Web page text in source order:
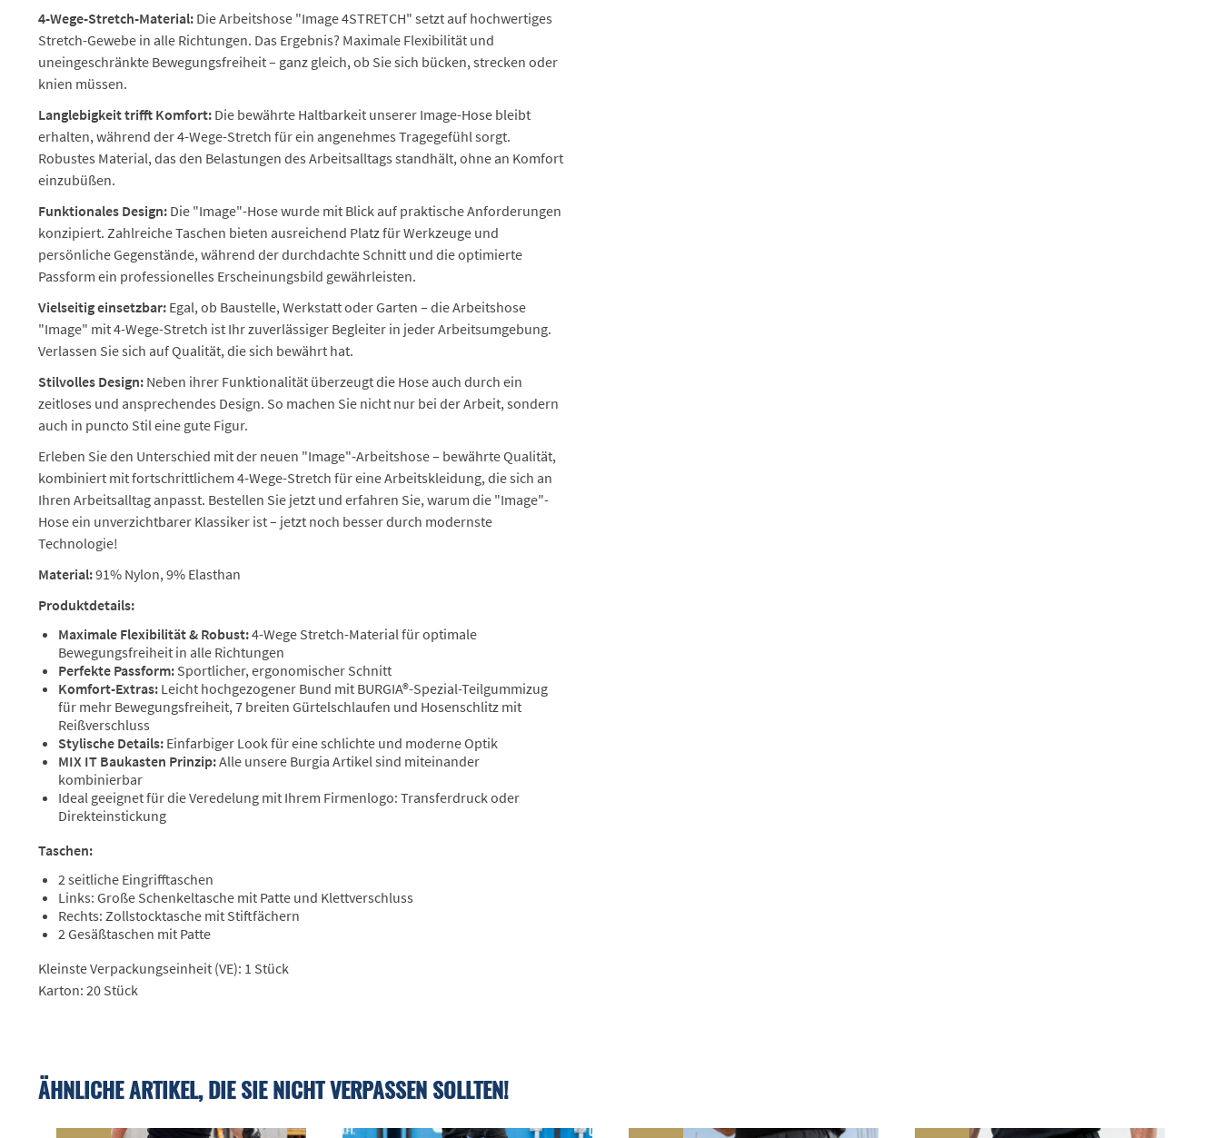
4-Wege-Stretch-Material: Die Arbeitshose "Image 4STRETCH" setzt auf hochwertiges
Stretch-Gewebe in alle Richtungen. Das Ergebnis? Maximale Flexibilität und
uneingeschränkte Bewegungsfreiheit – ganz gleich, ob Sie sich bücken, strecken oder
knien müssen.
Langlebigkeit trifft Komfort: Die bewährte Haltbarkeit unserer Image-Hose bleibt
erhalten, während der 4-Wege-Stretch für ein angenehmes Tragegefühl sorgt.
Robustes Material, das den Belastungen des Arbeitsalltags standhält, ohne an Komfort
einzubüßen.
Funktionales Design: Die "Image"-Hose wurde mit Blick auf praktische Anforderungen
konzipiert. Zahlreiche Taschen bieten ausreichend Platz für Werkzeuge und
persönliche Gegenstände, während der durchdachte Schnitt und die optimierte
Passform ein professionelles Erscheinungsbild gewährleisten.
Vielseitig einsetzbar: Egal, ob Baustelle, Werkstatt oder Garten – die Arbeitshose
"Image" mit 4-Wege-Stretch ist Ihr zuverlässiger Begleiter in jeder Arbeitsumgebung.
Verlassen Sie sich auf Qualität, die sich bewährt hat.
Stilvolles Design: Neben ihrer Funktionalität überzeugt die Hose auch durch ein
zeitloses und ansprechendes Design. So machen Sie nicht nur bei der Arbeit, sondern
auch in puncto Stil eine gute Figur.
Erleben Sie den Unterschied mit der neuen "Image"-Arbeitshose – bewährte Qualität,
kombiniert mit fortschrittlichem 4-Wege-Stretch für eine Arbeitskleidung, die sich an
Ihren Arbeitsalltag anpasst. Bestellen Sie jetzt und erfahren Sie, warum die "Image"-
Hose ein unverzichtbarer Klassiker ist – jetzt noch besser durch modernste
Technologie!
Material:91% Nylon, 9% Elasthan
Produktdetails:
Maximale Flexibilität & Robust:4-Wege Stretch-Material für optimale
Bewegungsfreiheit in alle Richtungen
Perfekte Passform: Sportlicher, ergonomischer Schnitt
Komfort-Extras: Leicht hochgezogener Bund mit BURGIA®-Spezial-Teilgummizug
für mehr Bewegungsfreiheit, 7 breiten Gürtelschlaufen und Hosenschlitz mit
Reißverschluss
Stylische Details: Einfarbiger Look für eine schlichte und moderne Optik
MIX IT Baukasten Prinzip:Alle unsere Burgia Artikel sind miteinander
kombinierbar
Ideal geeignet für die Veredelung mit Ihrem Firmenlogo: Transferdruck oder
Direkteinstickung
Taschen:
2 seitliche Eingrifftaschen
Links: Große Schenkeltasche mit Patte und Klettverschluss
Rechts: Zollstocktasche mit Stiftfächern
2 Gesäßtaschen mit Patte
Kleinste Verpackungseinheit (VE): 1 Stück
Karton: 20 Stück
ÄHNLICHE ARTIKEL, DIE SIE NICHT VERPASSEN SOLLTEN!